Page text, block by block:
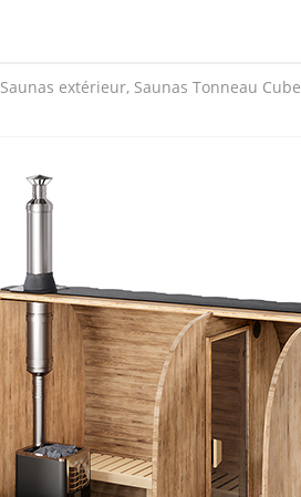
Saunas extérieur, Saunas Tonneau Cube